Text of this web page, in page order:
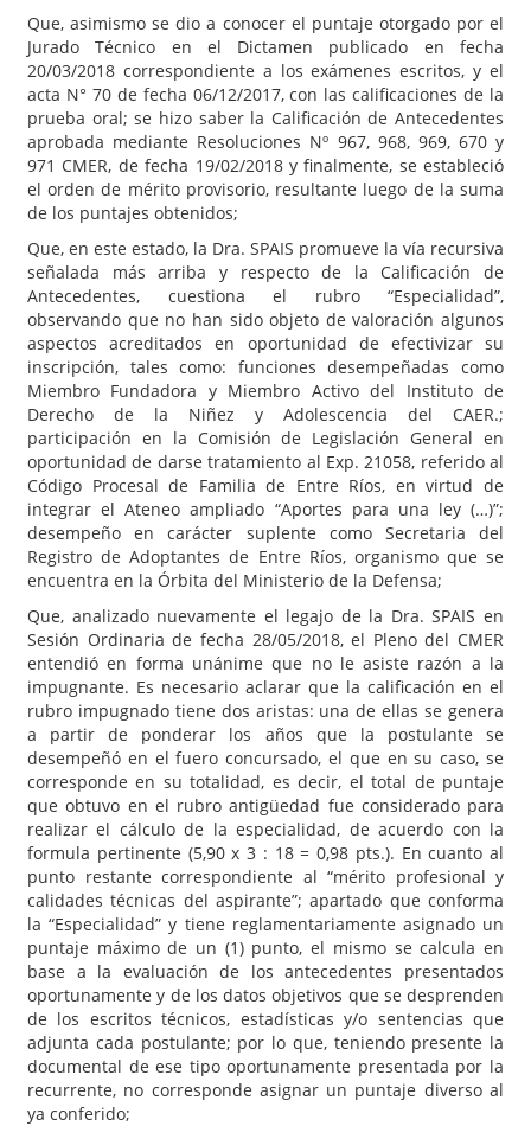
Que, asimismo se dio a conocer el puntaje otorgado por el
Jurado Técnico en el Dictamen publicado en fecha
20/03/2018 correspondiente a los exámenes escritos, y el
acta N° 70 de fecha 06/12/2017, con las calificaciones de la
prueba oral; se hizo saber la Calificación de Antecedentes
aprobada mediante Resoluciones Nº 967, 968, 969, 670 y
971 CMER, de fecha 19/02/2018 y finalmente, se estableció
el orden de mérito provisorio, resultante luego de la suma
de los puntajes obtenidos;
Que, en este estado, la Dra. SPAIS promueve la vía recursiva
señalada más arriba y respecto de la Calificación de
Antecedentes, cuestiona el rubro “Especialidad”,
observando que no han sido objeto de valoración algunos
aspectos acreditados en oportunidad de efectivizar su
inscripción, tales como: funciones desempeñadas como
Miembro Fundadora y Miembro Activo del Instituto de
Derecho de la Niñez y Adolescencia del CAER.;
participación en la Comisión de Legislación General en
oportunidad de darse tratamiento al Exp. 21058, referido al
Código Procesal de Familia de Entre Ríos, en virtud de
integrar el Ateneo ampliado “Aportes para una ley (…)”;
desempeño en carácter suplente como Secretaria del
Registro de Adoptantes de Entre Ríos, organismo que se
encuentra en la Órbita del Ministerio de la Defensa;
Que, analizado nuevamente el legajo de la Dra. SPAIS en
Sesión Ordinaria de fecha 28/05/2018, el Pleno del CMER
entendió en forma unánime que no le asiste razón a la
impugnante. Es necesario aclarar que la calificación en el
rubro impugnado tiene dos aristas: una de ellas se genera
a partir de ponderar los años que la postulante se
desempeñó en el fuero concursado, el que en su caso, se
corresponde en su totalidad, es decir, el total de puntaje
que obtuvo en el rubro antigüedad fue considerado para
realizar el cálculo de la especialidad, de acuerdo con la
formula pertinente (5,90 x 3 : 18 = 0,98 pts.). En cuanto al
punto restante correspondiente al “mérito profesional y
calidades técnicas del aspirante”; apartado que conforma
la “Especialidad” y tiene reglamentariamente asignado un
puntaje máximo de un (1) punto, el mismo se calcula en
base a la evaluación de los antecedentes presentados
oportunamente y de los datos objetivos que se desprenden
de los escritos técnicos, estadísticas y/o sentencias que
adjunta cada postulante; por lo que, teniendo presente la
documental de ese tipo oportunamente presentada por la
recurrente, no corresponde asignar un puntaje diverso al
ya conferido;